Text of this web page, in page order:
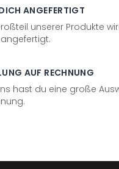
ANGEFERTIGT
unserer Produkte
AUF RECHNUNG
hast du eine große